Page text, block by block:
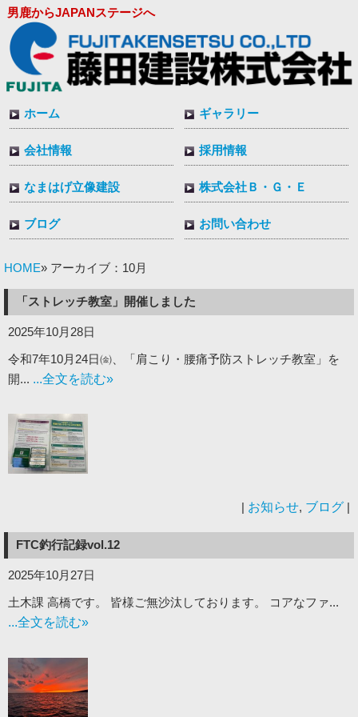
男鹿からJAPANステージへ
ホーム ギャラリー
会社情報 採用情報
なまはげ立像建設 株式会社Ｂ・Ｇ・Ｅ
ブログ お問い合わせ
HOME» アーカイブ：10月
「ストレッチ教室」開催しました
2025年10月28日
令和7年10月24日㈮、「肩こり・腰痛予防ストレッチ教室」を
開... ...全文を読む»
| お知らせ, ブログ |
FTC釣行記録vol.12
2025年10月27日
土木課 高橋です。 皆様ご無沙汰しております。 コアなファ...
...全文を読む»